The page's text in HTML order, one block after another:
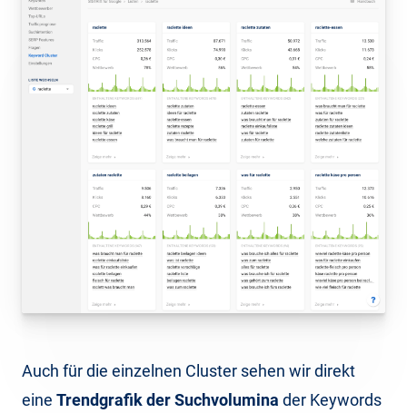
Auch für die einzelnen Cluster sehen wir direkt
eine Trendgrafik der Suchvolumina der Keywords